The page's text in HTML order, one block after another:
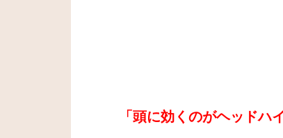
「頭に効くのがヘッドハ